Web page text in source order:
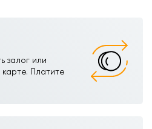
залог или
Платите